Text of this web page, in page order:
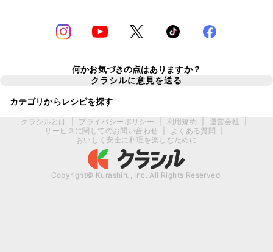
何かお気づきの点はありますか？
クラシルに意見を送る
カテゴリからレシピを探す
クラシルとは プライバシーポリシー 利用規約 運営会社
サービスに関してのお問い合わせ
よくある質問
おいしく安全に料理を楽しむために
Copyright© Kurashiru, Inc. All Rights Reserved.